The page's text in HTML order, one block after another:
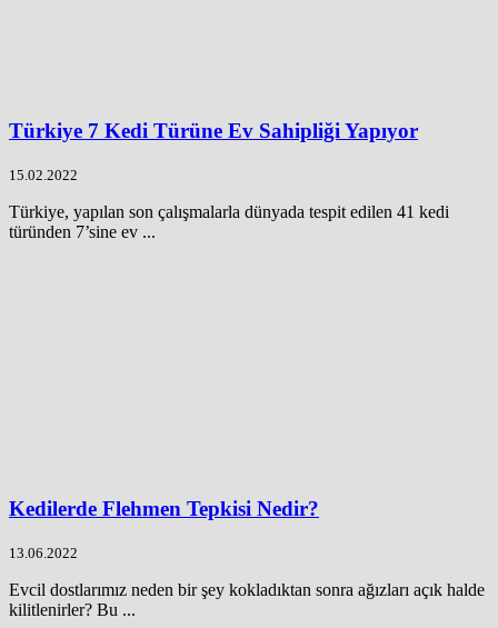
Türkiye 7 Kedi Türüne Ev Sahipliği Yapıyor
15.02.2022
Türkiye, yapılan son çalışmalarla dünyada tespit edilen 41 kedi
türünden 7’sine ev ...
Kedilerde Flehmen Tepkisi Nedir?
13.06.2022
Evcil dostlarımız neden bir şey kokladıktan sonra ağızları açık halde
kilitlenirler? Bu ...